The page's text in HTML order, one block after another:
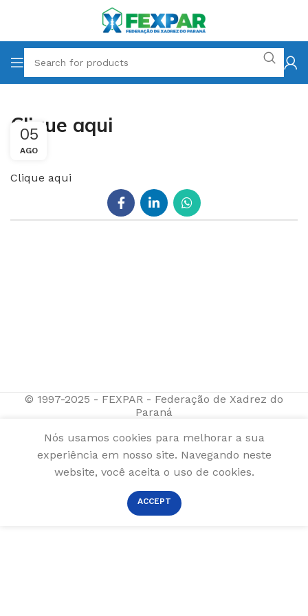
Clique aqui
05
AGO
Clique aqui
© 1997-2025 - FEXPAR - Federação de Xadrez do
Paraná
Nós usamos cookies para melhorar a sua
experiência em nosso site. Navegando neste
website, você aceita o uso de cookies.
ACCEPT